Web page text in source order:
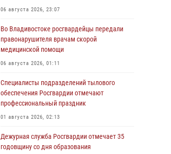
06 августа 2026, 23:07
Во Владивостоке росгвардейцы передали
правонарушителя врачам скорой
медицинской помощи
06 августа 2026, 01:11
Специалисты подразделений тылового
обеспечения Росгвардии отмечают
профессиональный праздник
01 августа 2026, 02:13
Дежурная служба Росгвардии отмечает 35
годовщину со дня образования